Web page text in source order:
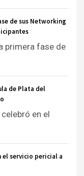
de sus Networking
primera fase de
de Plata del
en el
el servicio pericial a